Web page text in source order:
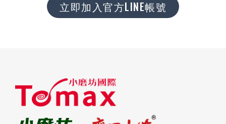
立即加入官方LINE帳號